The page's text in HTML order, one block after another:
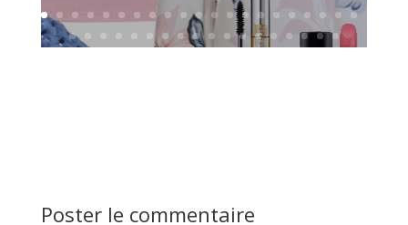
Poster le commentaire